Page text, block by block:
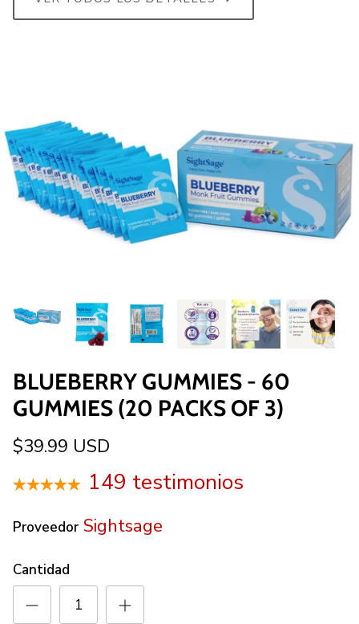
BLUEBERRY GUMMIES - 60
GUMMIES (20 PACKS OF 3)
$39.99 USD
149 testimonios
Proveedor Sightsage
Cantidad